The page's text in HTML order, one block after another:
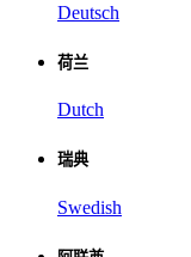
Deutsch
荷兰
Dutch
瑞典
Swedish